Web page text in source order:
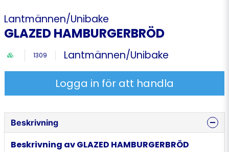
Lantmännen/Unibake
GLAZED HAMBURGERBRÖD
1309 Lantmännen/Unibake
Logga in för att handla
Beskrivning
Beskrivning av GLAZED HAMBURGERBRÖD